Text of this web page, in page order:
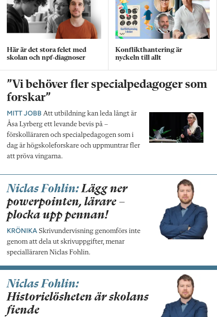
Här är det stora felet med
skolan och npf-diagnoser
Konflikthantering är
nyckeln till allt
”Vi behöver fler specialpedagoger som
forskar”
MITT JOBB Att utbildning kan leda långt är
Åsa Lyrberg ett levande bevis på –
förskolläraren och specialpedagogen som i
dag är högskoleforskare och uppmuntrar fler
att pröva vingarna.
Niclas Fohlin:Lägg ner
powerpointen, lärare –
plocka upp pennan!
KRÖNIKA Skrivundervisning genomförs inte
genom att dela ut skrivuppgifter, menar
specialläraren Niclas Fohlin.
Niclas Fohlin:
Historielösheten är skolans
fiende